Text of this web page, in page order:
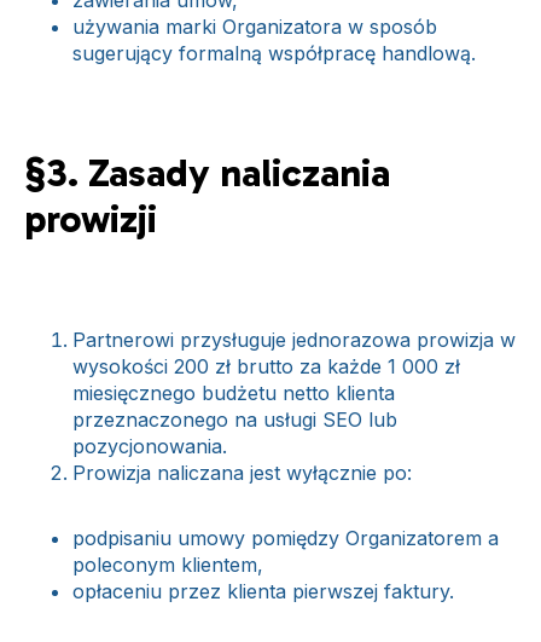
używania marki Organizatora w sposób
sugerujący formalną współpracę handlową.
§3. Zasady naliczania
prowizji
Partnerowi przysługuje jednorazowa prowizja w
wysokości 200 zł brutto za każde 1 000 zł
miesięcznego budżetu netto klienta
przeznaczonego na usługi SEO lub
pozycjonowania.
Prowizja naliczana jest wyłącznie po:
podpisaniu umowy pomiędzy Organizatorem a
poleconym klientem,
opłaceniu przez klienta pierwszej faktury.